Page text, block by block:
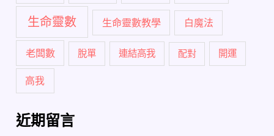
生命靈數 生命靈數教學 白魔法
老闆數 脫單 連結高我 配對 開運
高我
近期留言